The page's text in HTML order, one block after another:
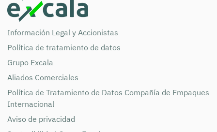
Información Legal y Accionistas
Política de tratamiento de datos
Grupo Excala
Aliados Comerciales
Política de Tratamiento de Datos Compañía de Empaques
Internacional
Aviso de privacidad